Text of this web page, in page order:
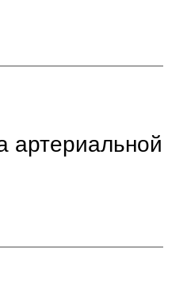
артериальной